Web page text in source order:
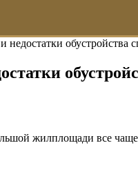
недостатки обустройства
жилплощади все